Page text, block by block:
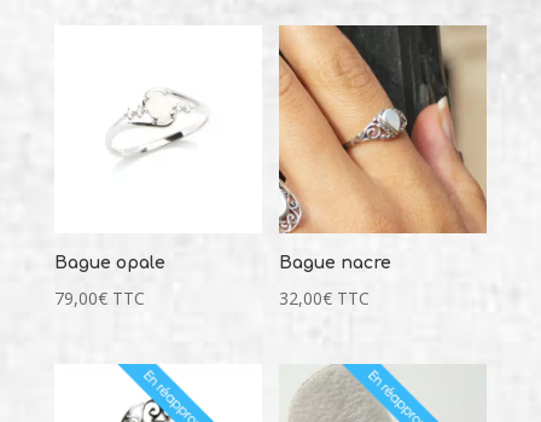
Bague opale
79,00€ TTC
Bague nacre
32,00€ TTC